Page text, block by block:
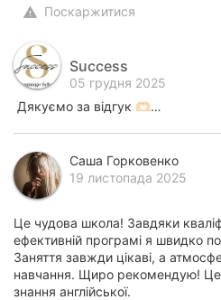
warning Поскаржитися
Success
05 грудня 2025
Дякуємо за відгук 🫶🏻…
Саша Горковенко
19 листопада 2025
Це чудова школа! Завдяки
ефективній програмі я швидко
Заняття завжди цікаві, а
навчання. Щиро рекомендую! Це
знання англійської.